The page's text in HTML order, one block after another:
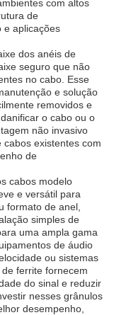
com altos
de
e aplicações
dos anéis de
seguro que não
no cabo. Esse
e solução
removidos e
o cabo ou o
não invasivo
existentes com
de
cabos modelo
e versátil para
formato de anel,
simples de
uma ampla gama
de áudio
ou sistemas
ferrite fornecem
do sinal e reduzir
nesses grânulos
desempenho,